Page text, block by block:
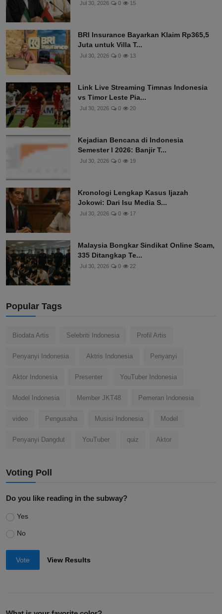
Jul 30, 2026 0 15
BRI Insurance Bayarkan Klaim Rp365,5
Juta untuk Villa T...
Jul 30, 2026 0 13
Link Live Streaming Timnas Indonesia
vs Timor Leste Pia...
Jul 30, 2026 0 20
Kejadian Bencana di Indonesia
Semester I 2026: Banjir T...
Jul 30, 2026 0 19
Kronologi Lengkap Kasus Ijazah
Jokowi: Dari Isu Media S...
Jul 30, 2026 0 17
Malaysia Bongkar Sindikat Online Scam,
335 Ditangkap Te...
Jul 30, 2026 0 22
Popular Tags
Biodata Artis Selebriti Indonesia Profil Artis
Penyanyi Indonesia Aktris Indonesia Penyanyi
Aktor Indonesia Presenter YouTuber Indonesia
Model Indonesia Member JKT48 Pemeran Indonesia
video Pengusaha Musisi Indonesia Model
Penyanyi Dangdut YouTuber quiz Aktor
Voting Poll
Do you like reading in the subway?
Yes
No
Vote View Results